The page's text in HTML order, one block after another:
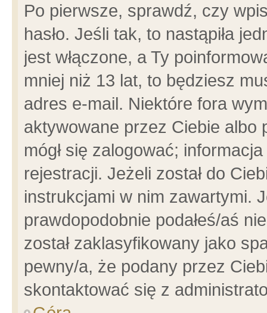
Po pierwsze, sprawdź, czy
hasło. Jeśli tak, to nastąpiła
jest włączone, a Ty
mniej niż 13 lat, to będziesz
adres e-mail. Niektóre fora
aktywowane przez Ciebie albo
mógł się zalogować;
rejestracji. Jeżeli został do
instrukcjami w nim zawartymi.
prawdopodobnie podałeś/aś
został zaklasyfikowany jako
pewny/a, że podany przez
skontaktować się z